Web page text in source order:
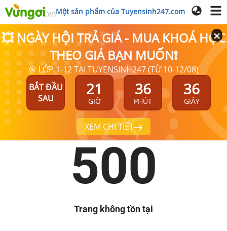
Một sản phẩm của Tuyensinh247.com
💥 NGÀY HỘI TRẢ GIÁ - MUA KHOÁ HỌC
THEO GIÁ BẠN MUỐN❗
🎯 LỚP 1-12 TẠI TUYENSINH247 (TỪ 10-12/08)
BẮT ĐẦU
SAU
21
GIỜ
36
PHÚT
36
GIÂY
XEM CHI TIẾT
500
Trang không tồn tại